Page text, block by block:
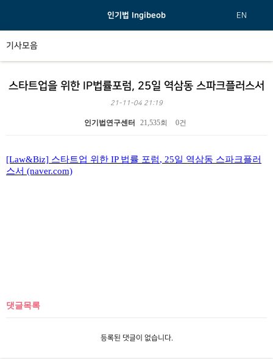
인기법 Ingibeob EN
기사모음
스타트업을 위한 IP법률포럼, 25일 역삼동 스파크플러스서
21-11-04 21:19
인기법연구센터 21,535회 0건
[Law&Biz] 스타트업 위한 IP 법률 포럼, 25일 역삼동 스파크플러
스서 (naver.com)
댓글목록
등록된 댓글이 없습니다.